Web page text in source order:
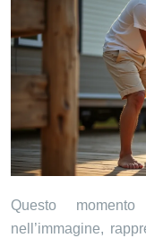
Questo
nell’immagine,